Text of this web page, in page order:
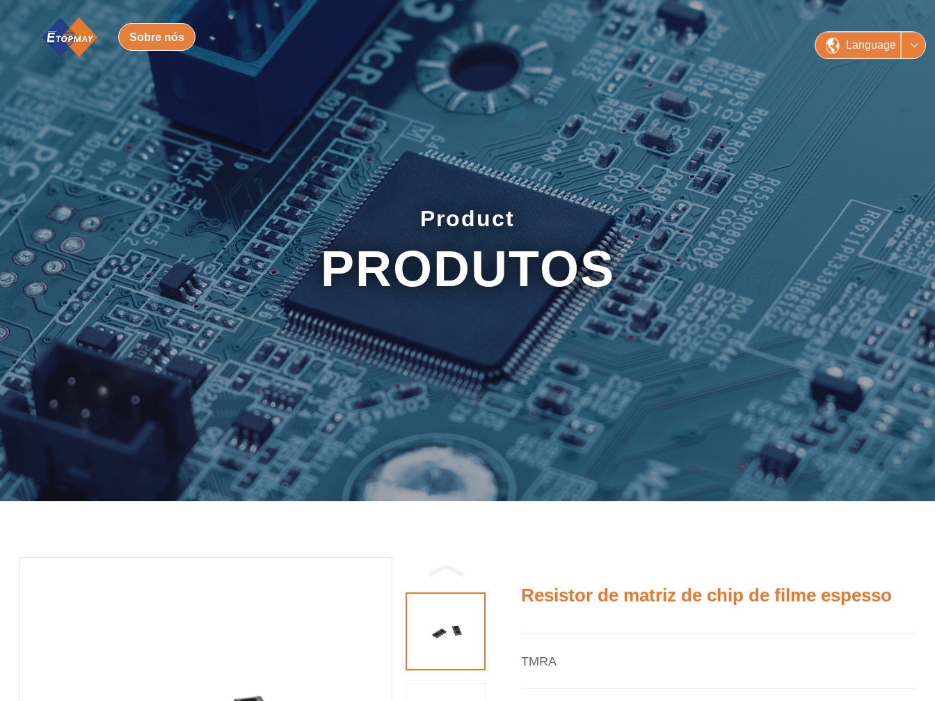
Sobre nós
Language
Product
PRODUTOS
Resistor de matriz de chip de filme espesso
TMRA